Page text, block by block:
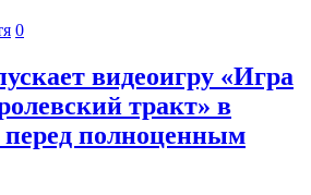
0
видеоигру «Игра
тракт» в
перед полноценным